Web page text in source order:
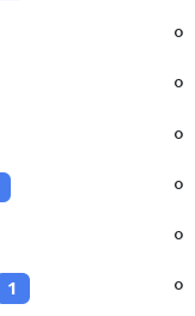
1
⚬
⚬
⚬
⚬
⚬
⚬